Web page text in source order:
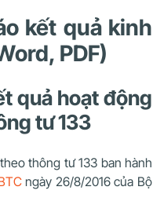
kết quả kinh
PDF)
quả hoạt động
tư 133
thông tư 133 ban hành
ngày 26/8/2016 của Bộ